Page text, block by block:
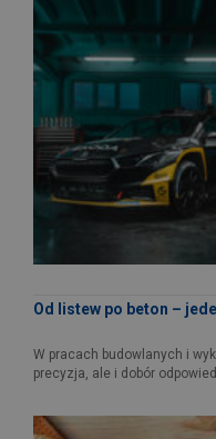
Od listew po beton –
W pracach budowlanych i
precyzja, ale i dobór